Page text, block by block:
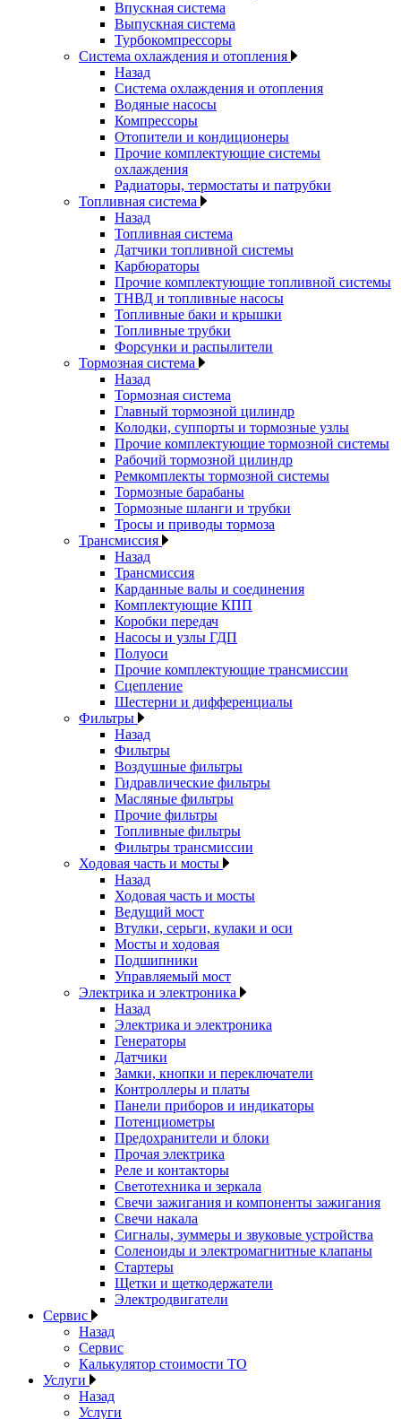
Впускная система
Выпускная система
Турбокомпрессоры
Система охлаждения и отопления
Назад
Система охлаждения и отопления
Водяные насосы
Компрессоры
Отопители и кондиционеры
Прочие комплектующие системы
охлаждения
Радиаторы, термостаты и патрубки
Топливная система
Назад
Топливная система
Датчики топливной системы
Карбюраторы
Прочие комплектующие топливной системы
ТНВД и топливные насосы
Топливные баки и крышки
Топливные трубки
Форсунки и распылители
Тормозная система
Назад
Тормозная система
Главный тормозной цилиндр
Колодки, суппорты и тормозные узлы
Прочие комплектующие тормозной системы
Рабочий тормозной цилиндр
Ремкомплекты тормозной системы
Тормозные барабаны
Тормозные шланги и трубки
Тросы и приводы тормоза
Трансмиссия
Назад
Трансмиссия
Карданные валы и соединения
Комплектующие КПП
Коробки передач
Насосы и узлы ГДП
Полуоси
Прочие комплектующие трансмиссии
Сцепление
Шестерни и дифференциалы
Фильтры
Назад
Фильтры
Воздушные фильтры
Гидравлические фильтры
Масляные фильтры
Прочие фильтры
Топливные фильтры
Фильтры трансмиссии
Ходовая часть и мосты
Назад
Ходовая часть и мосты
Ведущий мост
Втулки, серьги, кулаки и оси
Мосты и ходовая
Подшипники
Управляемый мост
Электрика и электроника
Назад
Электрика и электроника
Генераторы
Датчики
Замки, кнопки и переключатели
Контроллеры и платы
Панели приборов и индикаторы
Потенциометры
Предохранители и блоки
Прочая электрика
Реле и контакторы
Светотехника и зеркала
Свечи зажигания и компоненты зажигания
Свечи накала
Сигналы, зуммеры и звуковые устройства
Соленоиды и электромагнитные клапаны
Стартеры
Щетки и щеткодержатели
Электродвигатели
Сервис
Назад
Сервис
Калькулятор стоимости ТО
Услуги
Назад
Услуги